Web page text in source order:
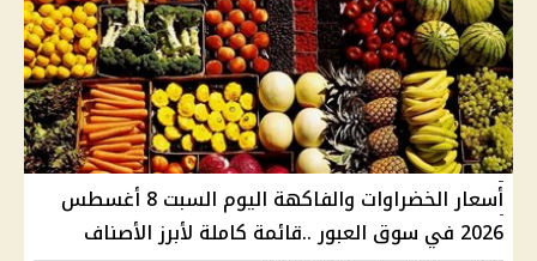
أسعار الخضراوات والفاكهة اليوم السبت 8 أغسطس
2026 في سوق العبور ..قائمة كاملة لأبرز الأصناف